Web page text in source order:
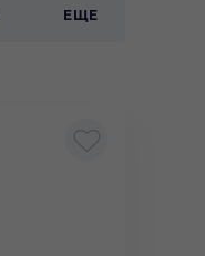
ЕЩЕ